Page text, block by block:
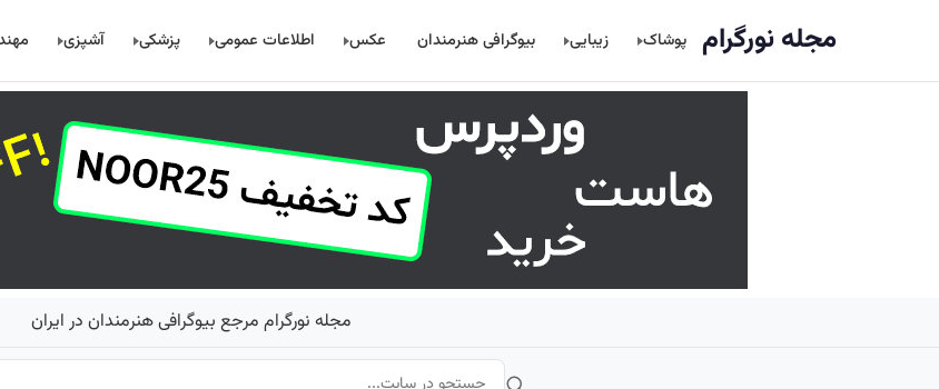
مجله نورگرام پوشاک زیبایی بیوگرافی هنرمندان عکس اطلاعات عمومی پزشکی آشپزی
مجله نورگرام مرجع بیوگرافی هنرمندان در ایران